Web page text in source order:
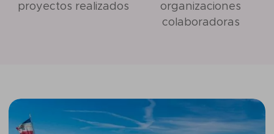
proyectos realizados
organizaciones
colaboradoras